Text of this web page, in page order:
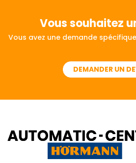
Vous souhaitez
Vous avez une demande
DEMANDER UN